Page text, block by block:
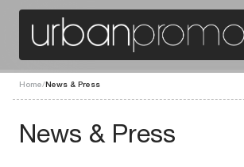
Home/News & Press
News & Press